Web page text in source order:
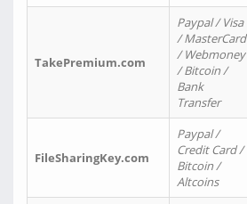
TakePremium.com
Paypal / Visa
/ MasterCard
/ Webmoney
/ Bitcoin /
Bank
Transfer
FileSharingKey.com
Paypal /
Credit Card /
Bitcoin /
Altcoins